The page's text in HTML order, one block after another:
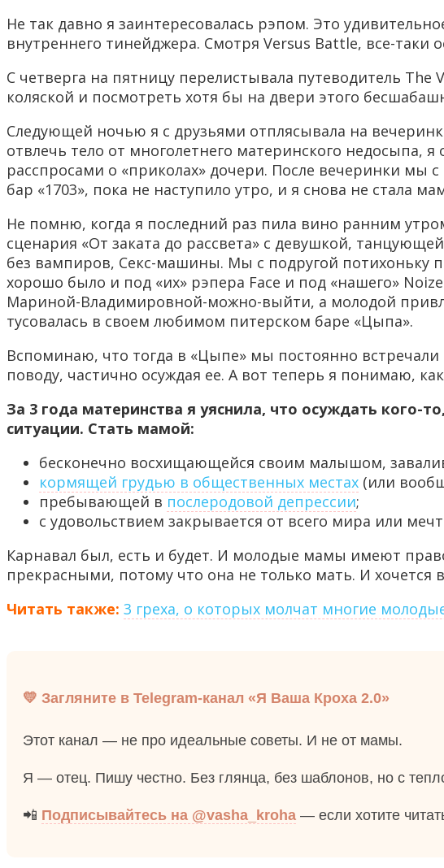
Не так давно я заинтересовалась рэпом. Это
внутреннего тинейджера. Смотря Versus Battle, все-таки
С четверга на пятницу перелистывала путеводитель
коляской и посмотреть хотя бы на двери этого
Следующей ночью я с друзьями отплясывала на
отвлечь тело от многолетнего материнского недосыпа,
расспросами о «приколах» дочери. После вечеринки мы
бар «1703», пока не наступило утро, и я снова не стала
Не помню, когда я последний раз пила вино ранним
сценария «От заката до рассвета» с девушкой,
без вампиров, Секс-машины. Мы с подругой потихоньку
хорошо было и под «их» рэпера Face и под «нашего»
Мариной-Владимировной-можно-выйти, а молодой
тусовалась в своем любимом питерском баре «Цыпа».
Вспоминаю, что тогда в «Цыпе» мы постоянно
поводу, частично осуждая ее. А вот теперь я понимаю,
За 3 года материнства я уяснила, что осуждать
ситуации. Стать мамой:
бесконечно восхищающейся своим малышом,
кормящей грудью в общественных местах (или
пребывающей в послеродовой депрессии;
с удовольствием закрывается от всего мира или
Карнавал был, есть и будет. И молодые мамы имеют
прекрасными, потому что она не только мать. И
Читать также: 3 греха, о которых молчат многие
💛 Загляните в Telegram-канал «Я Ваша Кроха 2.0»
Этот канал — не про идеальные советы. И не от мамы.
Я — отец. Пишу честно. Без глянца, без шаблонов, но с
📲 Подписывайтесь на @vasha_kroha — если хотите